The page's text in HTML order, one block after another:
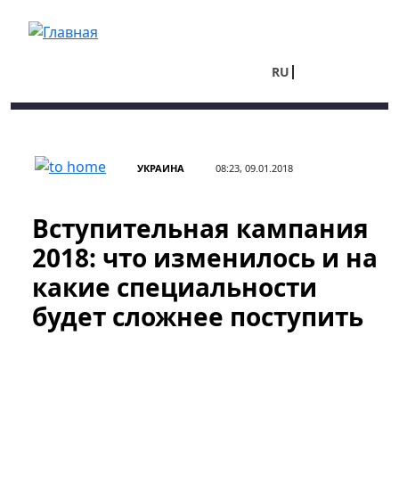
RU
УКРАИНА 08:23, 09.01.2018
Вступительная кампания
2018: что изменилось и на
какие специальности
будет сложнее поступить